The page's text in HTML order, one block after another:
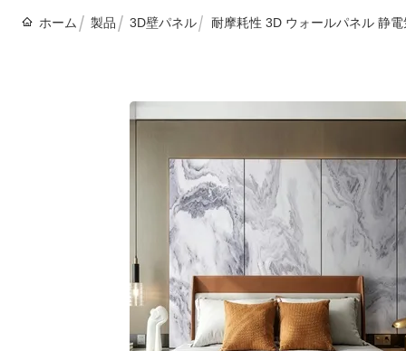
ホーム 製品 3D壁パネル 耐摩耗性 3D ウォールパネル 静